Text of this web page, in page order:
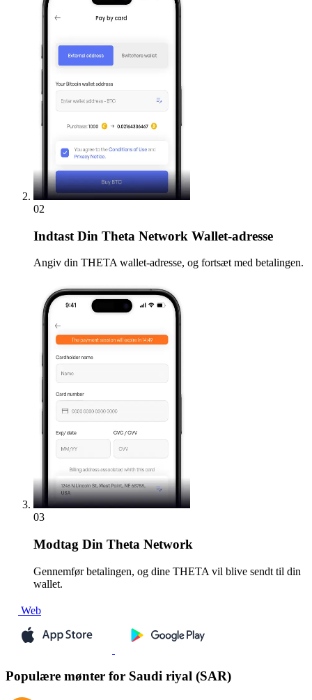
02
Indtast Din Theta Network Wallet-adresse
Angiv din THETA wallet-adresse, og fortsæt med betalingen.
03
Modtag Din Theta Network
Gennemfør betalingen, og dine THETA vil blive sendt til din
wallet.
Web
Populære mønter for Saudi riyal (SAR)